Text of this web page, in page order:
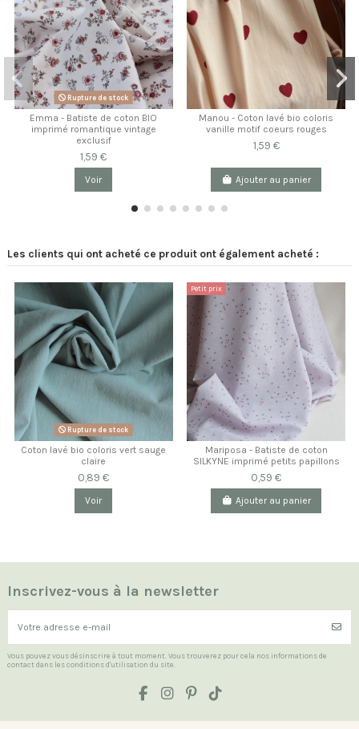
Rupture de stock
Emma - Batiste de coton BIO
imprimé romantique vintage
exclusif
1,59 €
Voir
Manou - Coton lavé bio coloris
vanille motif coeurs rouges
1,59 €
Ajouter au panier
Les clients qui ont acheté ce produit ont également acheté :
Rupture de stock
Coton lavé bio coloris vert sauge
claire
0,89 €
Voir
Petit prix
Mariposa - Batiste de coton
SILKYNE imprimé petits papillons
0,59 €
Ajouter au panier
Inscrivez-vous à la newsletter
Vous pouvez vous désinscrire à tout moment. Vous trouverez pour cela nos informations de
contact dans les conditions d'utilisation du site.